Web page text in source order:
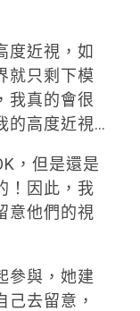
度近視，如
就只剩下模
我真的會很
的高度近視…
，但是還是
！因此，我
意他們的視
參與，她建
去留意，